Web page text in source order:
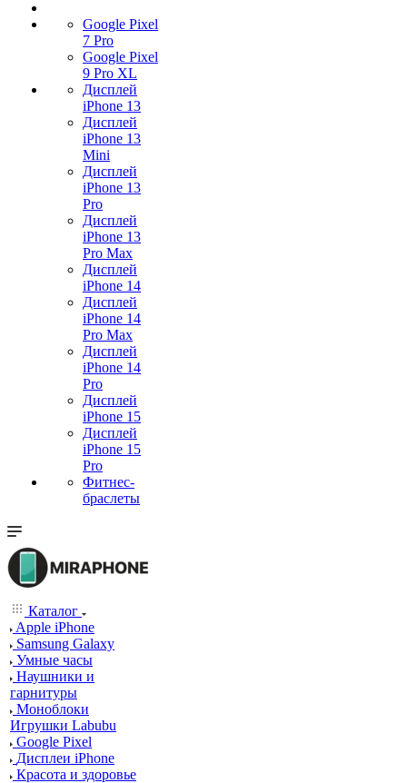
Google Pixel
7 Pro
Google Pixel
9 Pro XL
Дисплей
iPhone 13
Дисплей
iPhone 13
Mini
Дисплей
iPhone 13
Pro
Дисплей
iPhone 13
Pro Max
Дисплей
iPhone 14
Дисплей
iPhone 14
Pro Max
Дисплей
iPhone 14
Pro
Дисплей
iPhone 15
Дисплей
iPhone 15
Pro
Фитнес-
браслеты
Каталог
Apple iPhone
Samsung Galaxy
Умные часы
Наушники и
гарнитуры
Моноблоки
Игрушки Labubu
Google Pixel
Дисплеи iPhone
Красота и здоровье